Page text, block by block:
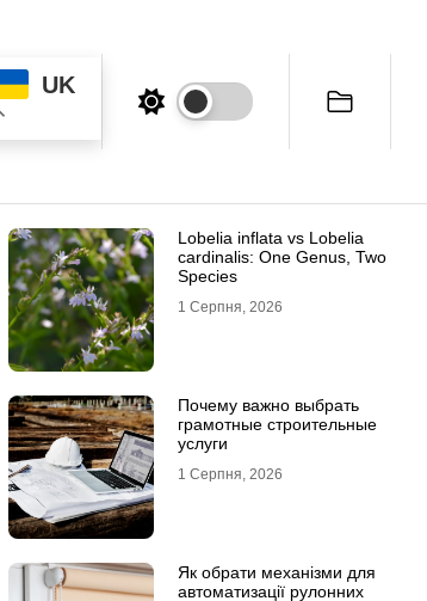
UK
Lobelia inflata vs Lobelia
cardinalis: One Genus, Two
Species
1 Серпня, 2026
Почему важно выбрать
грамотные строительные
услуги
1 Серпня, 2026
Як обрати механізми для
автоматизації рулонних